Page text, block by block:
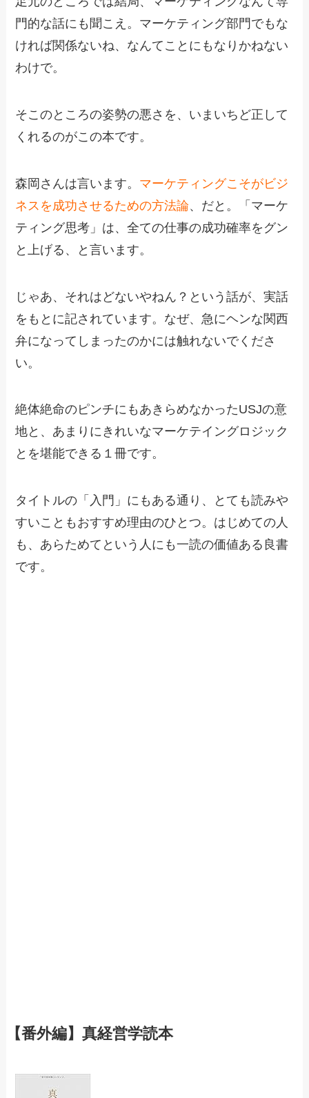
門的な話にも聞こえ。マーケティング部門でもな
ければ関係ないね、なんてことにもなりかねない
わけで。
そこのところの姿勢の悪さを、いまいちど正して
くれるのがこの本です。
森岡さんは言います。 マーケティングこそがビジ
ネスを成功させるための方法論、だと。「マーケ
ティング思考」は、全ての仕事の成功確率をグン
と上げる、と言います。
じゃあ、それはどないやねん？という話が、実話
をもとに記されています。なぜ、急にヘンな関西
弁になってしまったのかには触れないでくださ
い。
絶体絶命のピンチにもあきらめなかったUSJの意
地と、あまりにきれいなマーケテイングロジック
とを堪能できる１冊です。
タイトルの「入門」にもある通り、とても読みや
すいこともおすすめ理由のひとつ。はじめての人
も、あらためてという人にも一読の価値ある良書
です。
【番外編】真経営学読本